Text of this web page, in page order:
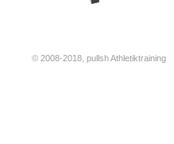
© 2008-2018, pullsh Athletiktraining